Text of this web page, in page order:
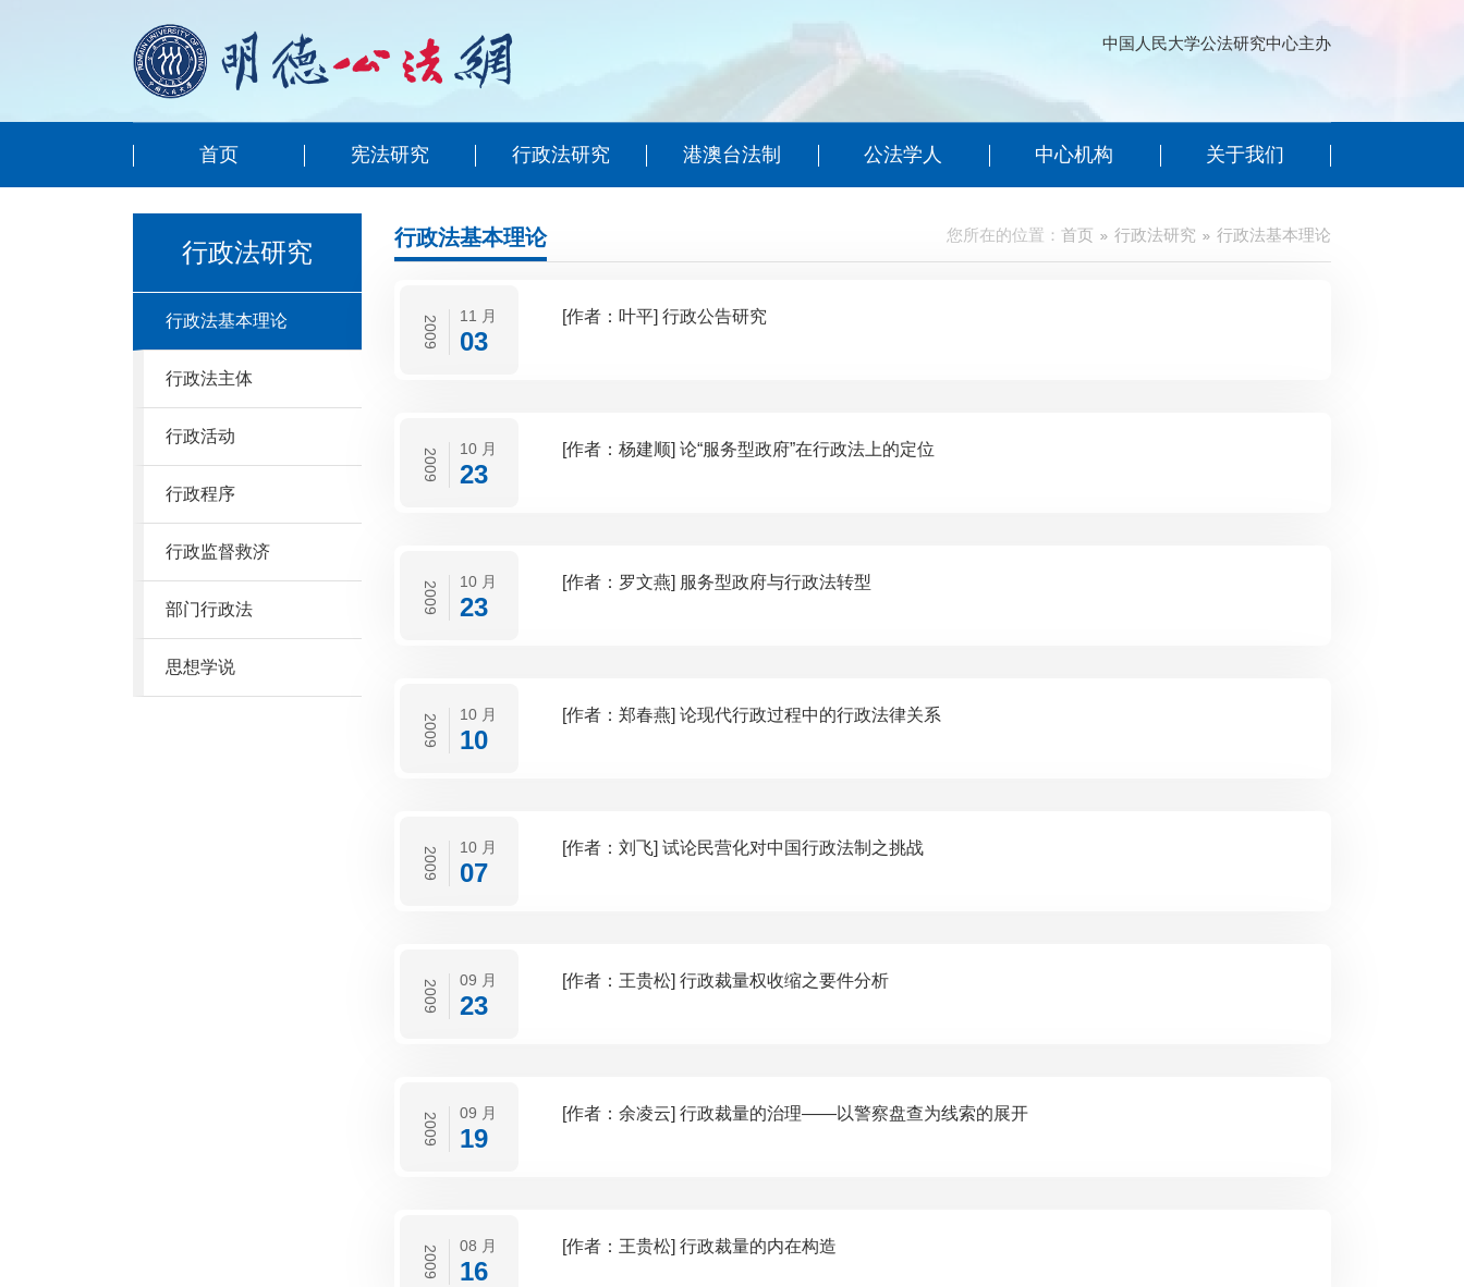
中国人民大学公法研究中心主办
首页 宪法研究 行政法研究 港澳台法制 公法学人 中心机构 关于我们
行政法研究
行政法基本理论
行政法主体
行政活动
行政程序
行政监督救济
部门行政法
思想学说
您所在的位置： 首页 行政法研究 行政法基本理论
行政法基本理论
2009 11 月
03
[作者：叶平] 行政公告研究
2009 10 月
23
[作者：杨建顺] 论“服务型政府”在行政法上的定位
2009 10 月
23
[作者：罗文燕] 服务型政府与行政法转型
2009 10 月
10
[作者：郑春燕] 论现代行政过程中的行政法律关系
2009 10 月
07
[作者：刘飞] 试论民营化对中国行政法制之挑战
2009 09 月
23
[作者：王贵松] 行政裁量权收缩之要件分析
2009 09 月
19
[作者：余凌云] 行政裁量的治理——以警察盘查为线索的展开
2009 08 月
16
[作者：王贵松] 行政裁量的内在构造